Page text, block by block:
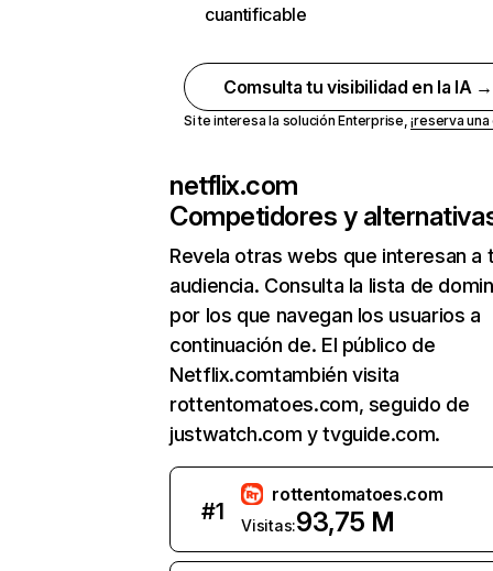
cuantificable
Comsulta tu visibilidad en la IA →
Si te interesa la solución Enterprise,¡reserva
netflix.com
Competidores y
Revela otras webs que interesan a
audiencia. Consulta la lista de
por los que navegan los usuarios a
continuación de. El público de
Netflix.comtambién visita
rottentomatoes.com, seguido de
justwatch.com y tvguide.com.
#1
rottentomatoes.com
Visitas:93,75 M